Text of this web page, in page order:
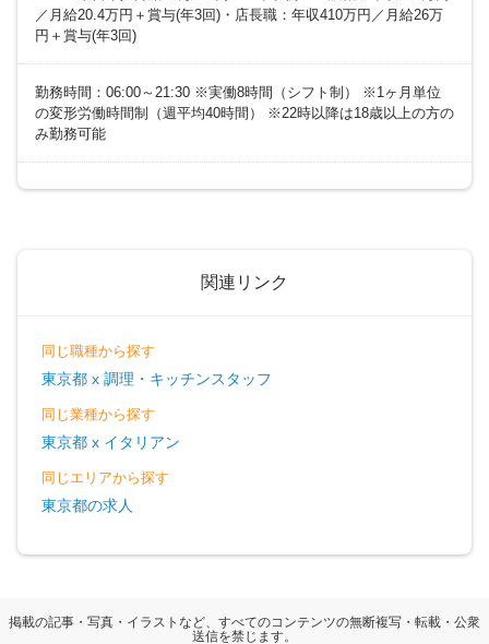
／月給20.4万円＋賞与(年3回)・店長職：年収410万円／月給26万
円＋賞与(年3回)
勤務時間：06:00～21:30 ※実働8時間（シフト制） ※1ヶ月単位
の変形労働時間制（週平均40時間） ※22時以降は18歳以上の方の
み勤務可能
関連リンク
同じ職種から探す
東京都 x 調理・キッチンスタッフ
同じ業種から探す
東京都 x イタリアン
同じエリアから探す
東京都の求人
掲載の記事・写真・イラストなど、すべてのコンテンツの無断複写・転載・公衆
送信を禁じます。